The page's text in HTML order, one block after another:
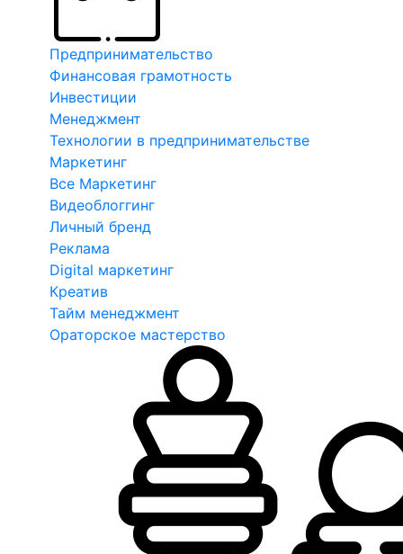
Предпринимательство
Финансовая грамотность
Инвестиции
Менеджмент
Технологии в предпринимательстве
Маркетинг
Все Маркетинг
Видеоблоггинг
Личный бренд
Реклама
Digital маркетинг
Креатив
Тайм менеджмент
Ораторское мастерство